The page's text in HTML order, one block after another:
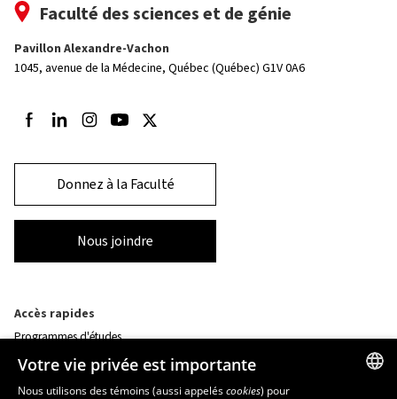
Faculté des sciences et de génie
Pavillon Alexandre-Vachon
1045, avenue de la Médecine, Québec (Québec) G1V 0A6
Suivez-nous sur Facebook
Suivez-nous sur LinkedIn
Suivez-nous sur Instagram
Suivez-nous sur Youtube
Suivez-nous sur Twitter
Donnez à la Faculté
Nous joindre
Accès rapides
Programmes d'études
Nos départements et école
Foire aux questions
Votre vie privée est importante
Nous utilisons des témoins (aussi appeléscookies) pour